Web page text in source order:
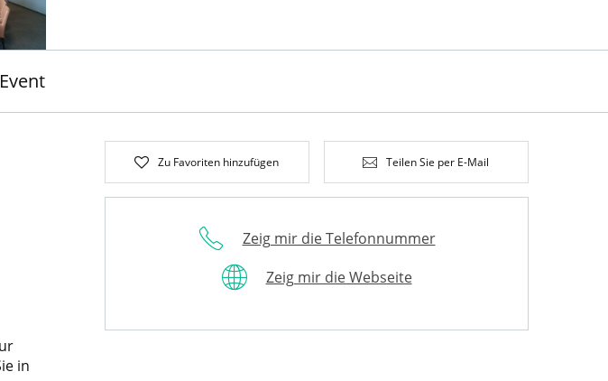
Event
in
Zu Favoriten hinzufügen Teilen Sie per E-Mail
Zeig mir die Telefonnummer
Zeig mir die Webseite